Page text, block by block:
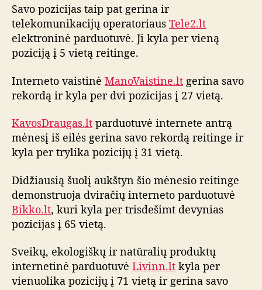
p
a
d
t
u
i
ų
r
i
t
i
n
a
p
ž
Savo pozicijas taip pat gerina ir
telekomunikacijų operatoriaus Tele2.lt
elektroninė parduotuvė. Ji kyla per vieną
poziciją į 5 vietą reitinge.
Interneto vaistinė ManoVaistine.lt gerina savo
rekordą ir kyla per dvi pozicijas į 27 vietą.
KavosDraugas.lt parduotuvė internete antrą
mėnesį iš eilės gerina savo rekordą reitinge ir
kyla per trylika pozicijų į 31 vietą.
Didžiausią šuolį aukštyn šio mėnesio reitinge
demonstruoja dviračių interneto parduotuvė
Bikko.lt, kuri kyla per trisdešimt devynias
pozicijas į 65 vietą.
Sveikų, ekologiškų ir natūralių produktų
internetinė parduotuvė Livinn.lt kyla per
vienuolika pozicijų į 71 vietą ir gerina savo